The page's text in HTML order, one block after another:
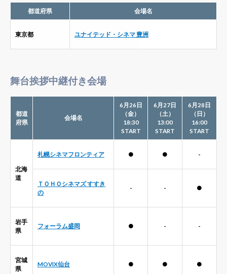
都道府県 会場名
東京都 ユナイテッド・シネマ 豊洲
舞台挨拶中継付き会場
都道
府県
会場名
6月26日
（金）
18:30
START
6月27日
（土）
13:00
START
6月28日
（日）
16:00
START
北海
道
札幌シネマフロンティア ● ● -
ＴＯＨＯシネマズ すすき
の
- - ●
岩手
県
フォーラム盛岡 ● - -
宮城
県
MOVIX仙台 ● ● ●